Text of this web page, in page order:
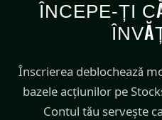
ÎNCEPE-ȚI
Înscrierea deblochează
bazele acțiunilor pe
Contul tău servește